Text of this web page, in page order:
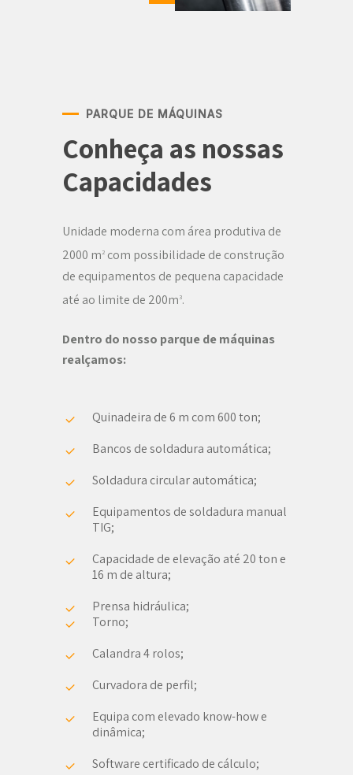
PARQUE DE MÁQUINAS
Conheça as nossas
Capacidades
Unidade moderna com área produtiva de
2000 m 2 com possibilidade de construção
de equipamentos de pequena capacidade
até ao limite de 200m 3.
Dentro do nosso parque de máquinas
realçamos:
Quinadeira de 6 m com 600 ton;
Bancos de soldadura automática;
Soldadura circular automática;
Equipamentos de soldadura manual
TIG;
Capacidade de elevação até 20 ton e
16 m de altura;
Prensa hidráulica;
Torno;
Calandra 4 rolos;
Curvadora de perfil;
Equipa com elevado know-how e
dinâmica;
Software certificado de cálculo;